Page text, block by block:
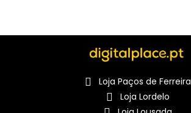
Loja Paços de Ferreira
Loja Lordelo